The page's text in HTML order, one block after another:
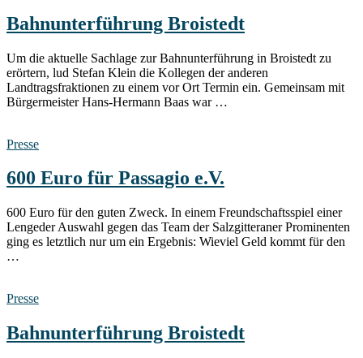
Bahnunterführung Broistedt
Um die aktuelle Sachlage zur Bahnunterführung in Broistedt zu
erörtern, lud Stefan Klein die Kollegen der anderen
Landtragsfraktionen zu einem vor Ort Termin ein. Gemeinsam mit
Bürgermeister Hans-Hermann Baas war …
Presse
600 Euro für Passagio e.V.
600 Euro für den guten Zweck. In einem Freundschaftsspiel einer
Lengeder Auswahl gegen das Team der Salzgitteraner Prominenten
ging es letztlich nur um ein Ergebnis: Wieviel Geld kommt für den
…
Presse
Bahnunterführung Broistedt